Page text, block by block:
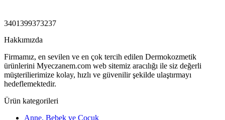
3401399373237
Hakkımızda
Firmamız, en sevilen ve en çok tercih edilen Dermokozmetik
ürünlerini Myeczanem.com web sitemiz aracılığı ile siz değerli
müşterilierimize kolay, hızlı ve güvenilir şekilde ulaştırmayı
hedeflemektedir.
Ürün kategorileri
Anne, Bebek ve Çocuk